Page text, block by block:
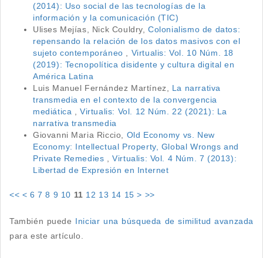
(2014): Uso social de las tecnologías de la
información y la comunicación (TIC)
Ulises Mejías, Nick Couldry,Colonialismo de datos:
repensando la relación de los datos masivos con el
sujeto contemporáneo
Virtualis: Vol. 10 Núm. 18
(2019): Tecnopolítica disidente y cultura digital en
América Latina
Luis Manuel Fernández Martínez, La narrativa
transmedia en el contexto de la convergencia
mediática
,Virtualis: Vol. 12 Núm. 22 (2021): La
narrativa transmedia
Giovanni Maria Riccio, Old Economy vs. New
Economy: Intellectual Property, Global Wrongs and
Private Remedies
,Virtualis: Vol. 4 Núm. 7 (2013):
Libertad de Expresión en Internet
<< < 6 7 8 9 10 11 12 13 14 15 > >>
También puede Iniciar una búsqueda de similitud avanzada
para este artículo.